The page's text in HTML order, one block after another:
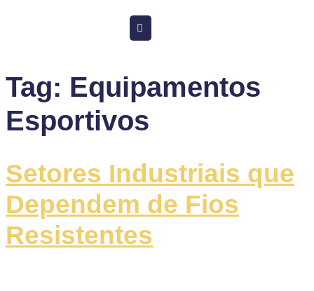
Tag: Equipamentos
Esportivos
Setores Industriais que
Dependem de Fios
Resistentes